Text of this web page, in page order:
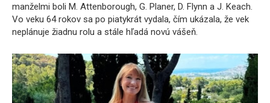
manželmi boli M. Attenborough, G. Planer, D. Flynn a J. Keach.
Vo veku 64 rokov sa po piatykrát vydala, čím ukázala, že vek
neplánuje žiadnu rolu a stále hľadá novú vášeň.